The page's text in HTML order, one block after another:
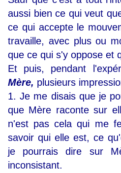
aussi bien ce qui veut
ce qui accepte le
travaille, avec plus ou
que ce qui s'y oppose et
Et puis, pendant
Mère, plusieurs
1. Je me disais que je
que Mère raconte sur
n'est pas cela qui me
savoir qui elle est, ce
je pourrais dire sur
inconsistant.